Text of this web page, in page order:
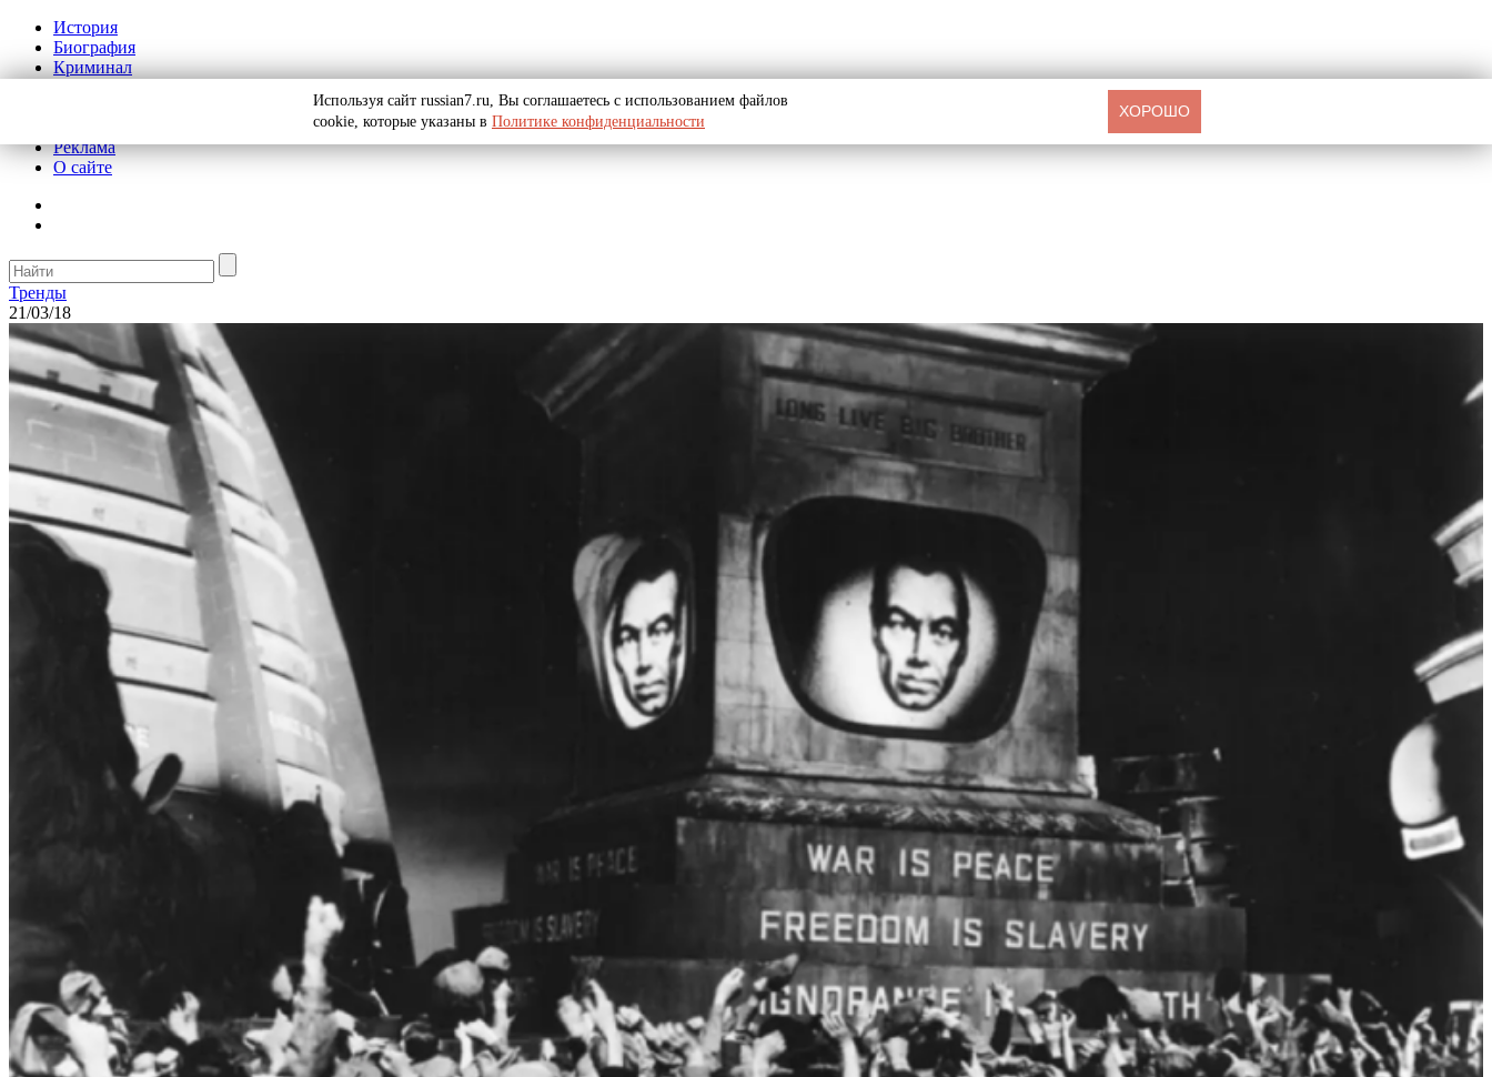
История
Биография
Криминал
Реклама
О сайте
Тренды
21/03/18
Используя сайт russian7.ru, Вы соглашаетесь с использованием файлов
cookie, которые указаны в Политике конфиденциальности
ХОРОШО